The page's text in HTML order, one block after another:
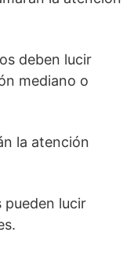
deben lucir
mediano o
la atención
pueden lucir